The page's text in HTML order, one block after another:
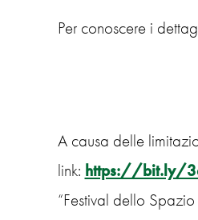
Per conoscere i
A causa delle
link: https://bit.ly/
“Festival dello Spazio